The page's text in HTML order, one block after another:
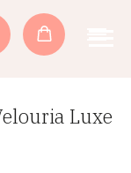
Luxe